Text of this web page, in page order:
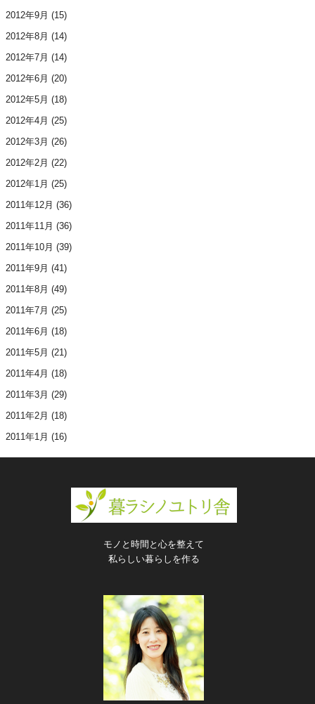
2012年9月 (15)
2012年8月 (14)
2012年7月 (14)
2012年6月 (20)
2012年5月 (18)
2012年4月 (25)
2012年3月 (26)
2012年2月 (22)
2012年1月 (25)
2011年12月 (36)
2011年11月 (36)
2011年10月 (39)
2011年9月 (41)
2011年8月 (49)
2011年7月 (25)
2011年6月 (18)
2011年5月 (21)
2011年4月 (18)
2011年3月 (29)
2011年2月 (18)
2011年1月 (16)
モノと時間と心を整えて
私らしい暮らしを作る